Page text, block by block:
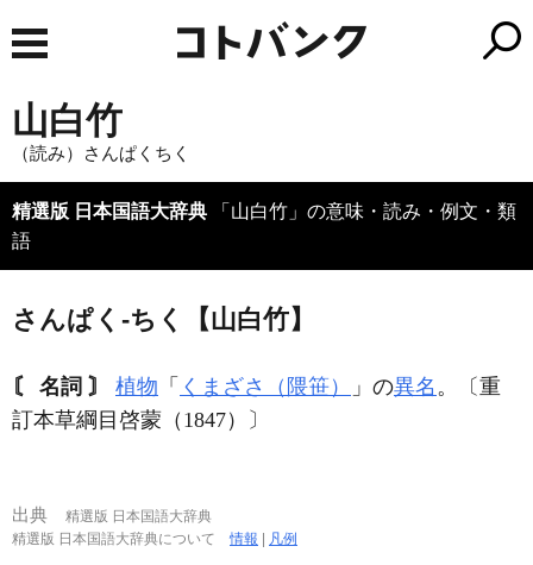
山白竹
（読み）さんぱくちく
精選版 日本国語大辞典 「山白竹」の意味・読み・例文・類
語
さんぱく‐ちく【山白竹】
〘 名詞 〙 植物 「 くまざさ（隈笹） 」の異名 。〔重
訂本草綱目啓蒙（1847）〕
出典
精選版 日本国語大辞典
精選版 日本国語大辞典について情報 凡例